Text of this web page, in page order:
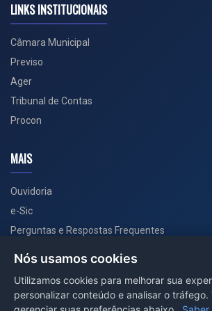
LINKS INSTITUCIONAIS
Câmara Municipal
Previso
Ager
Tribunal de Contas
Procon
MAIS
Ouvidoria
e-Sic
Perguntas e Respostas Frequentes
PORTAL COVID-19
Nós usamos cookies
Utilizamos cookies para melhorar sua
personalizar conteúdo e analisar o tráfego.